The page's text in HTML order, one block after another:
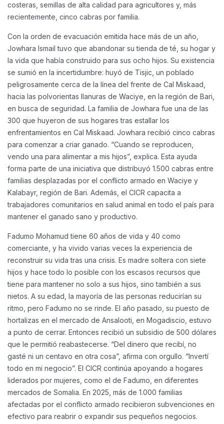
costeras, semillas de alta calidad para agricultores y, más
recientemente, cinco cabras por familia.
Con la orden de evacuación emitida hace más de un año,
Jowhara Ismail tuvo que abandonar su tienda de té, su hogar y
la vida que había construido para sus ocho hijos. Su existencia
se sumió en la incertidumbre: huyó de Tisjic, un poblado
peligrosamente cerca de la línea del frente de Cal Miskaad,
hacia las polvorientas llanuras de Waciye, en la región de Bari,
en busca de seguridad. La familia de Jowhara fue una de las
300 que huyeron de sus hogares tras estallar los
enfrentamientos en Cal Miskaad. Jowhara recibió cinco cabras
para comenzar a criar ganado. “Cuando se reproducen,
vendo una para alimentar a mis hijos”, explica. Esta ayuda
forma parte de una iniciativa que distribuyó 1.500 cabras entre
familias desplazadas por el conflicto armado en Waciye y
Kalabayr, región de Bari. Además, el CICR capacita a
trabajadores comunitarios en salud animal en todo el país para
mantener el ganado sano y productivo.
Fadumo Mohamud tiene 60 años de vida y 40 como
comerciante, y ha vivido varias veces la experiencia de
reconstruir su vida tras una crisis. Es madre soltera con siete
hijos y hace todo lo posible con los escasos recursos que
tiene para mantener no solo a sus hijos, sino también a sus
nietos. A su edad, la mayoría de las personas reducirían su
ritmo, pero Fadumo no se rinde. El año pasado, su puesto de
hortalizas en el mercado de Ansalooti, en Mogadiscio, estuvo
a punto de cerrar. Entonces recibió un subsidio de 500 dólares
que le permitió reabastecerse. “Del dinero que recibí, no
gasté ni un centavo en otra cosa”, afirma con orgullo. “Invertí
todo en mi negocio”. El CICR continúa apoyando a hogares
liderados por mujeres, como el de Fadumo, en diferentes
mercados de Somalia. En 2025, más de 1.000 familias
afectadas por el conflicto armado recibieron subvenciones en
efectivo para reabrir o expandir sus pequeños negocios.